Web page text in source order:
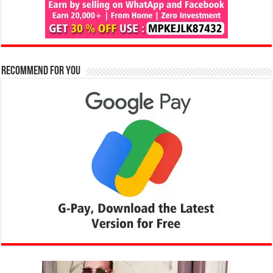
Recommend for You